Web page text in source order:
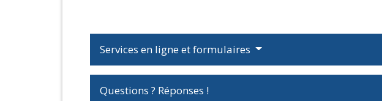
Services en ligne et formulaires
Questions ? Réponses !